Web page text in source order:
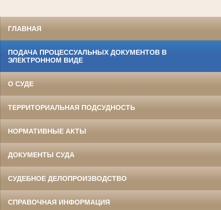
ГЛАВНАЯ
ПОДАЧА ПРОЦЕССУАЛЬНЫХ ДОКУМЕНТОВ В
ЭЛЕКТРОННОМ ВИДЕ
О СУДЕ
ТЕРРИТОРИАЛЬНАЯ ПОДСУДНОСТЬ
НОРМАТИВНЫЕ АКТЫ
ДОКУМЕНТЫ СУДА
СУДЕБНОЕ ДЕЛОПРОИЗВОДСТВО
СПРАВОЧНАЯ ИНФОРМАЦИЯ